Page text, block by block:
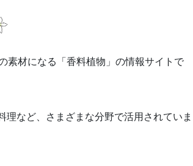
素材になる「香料植物」の情報サイトで
など、さまざまな分野で活用されていま